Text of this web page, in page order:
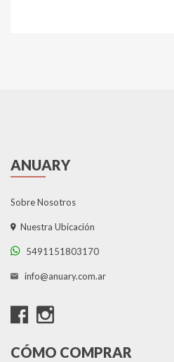
ANUARY
Sobre Nosotros
Nuestra Ubicación
5491151803170
info@anuary.com.ar
CÓMO COMPRAR